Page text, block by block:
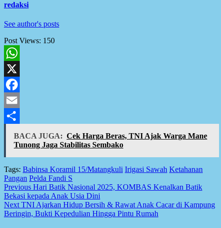
redaksi
See author's posts
Post Views: 150
WhatsApp
X
Facebook
Email
Share
BACA JUGA: Cek Harga Beras, TNI Ajak Warga Mane
Tunong Jaga Stabilitas Sembako
Tags: Babinsa Koramil 15/Matangkuli Irigasi Sawah Ketahanan
Pangan Pelda Fandi S
Post
navigation
Previous Hari Batik Nasional 2025, KOMBAS Kenalkan Batik
Bekasi kepada Anak Usia Dini
Next TNI Ajarkan Hidup Bersih & Rawat Anak Cacar di Kampung
Beringin, Bukti Kepedulian Hingga Pintu Rumah